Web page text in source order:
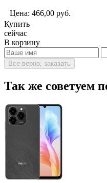
Цена: 466,00 руб.
Купить
сейчас
В корзину
Все верно, заказать
Так же советуем